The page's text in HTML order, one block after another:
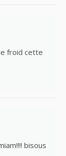
froid cette
bisous